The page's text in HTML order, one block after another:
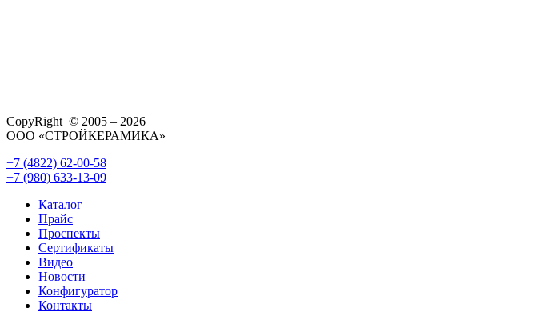
CopyRight © 2005 – 2026
ООО «СТРОЙКЕРАМИКА»
+7 (4822) 62-00-58
+7 (980) 633-13-09
Каталог
Прайс
Проспекты
Сертификаты
Видео
Новости
Конфигуратор
Контакты